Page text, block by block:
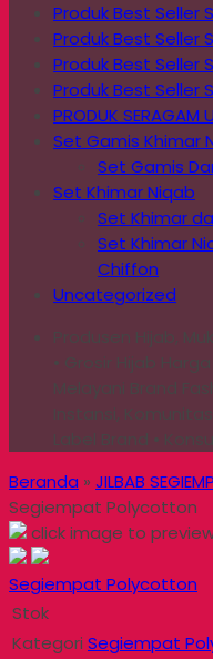
Produk Best Seller
Produk Best Seller
Produk Best Seller
Produk Best Seller
PRODUK SERAGAM
Set Gamis Khimar
Set Gamis
Set Khimar Niqab
Set Khimar
Set Khimar
Chiffon
Uncategorized
Produsen Hijab,
• Grosir Hijab
Melayani Brand
Instansi,
Label Brand •
Beranda » JILBAB
Segiempat Polycotton
click image to
Segiempat Polycotton
Stok
Kategori Segiempat